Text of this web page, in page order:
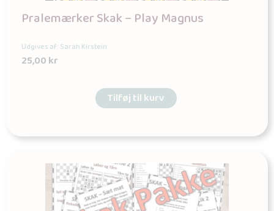
Pralemærker Skak – Play Magnus
Udgives af: Sarah Kirstein
25,00kr
Tilføj til kurv